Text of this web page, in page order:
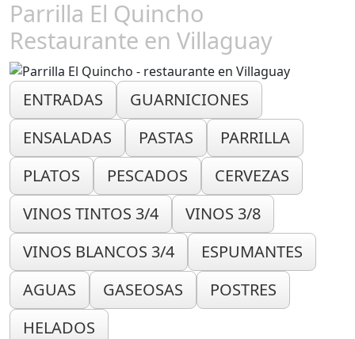
Parrilla El Quincho
Restaurante en Villaguay
ENTRADAS
GUARNICIONES
ENSALADAS
PASTAS
PARRILLA
PLATOS
PESCADOS
CERVEZAS
VINOS TINTOS 3/4
VINOS 3/8
VINOS BLANCOS 3/4
ESPUMANTES
AGUAS
GASEOSAS
POSTRES
HELADOS